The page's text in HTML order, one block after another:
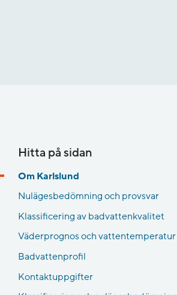
Hitta på sidan
Om Karlslund
Nulägesbedömning och provsvar
Klassificering av badvattenkvalitet
Väderprognos och vattentemperatur
Badvattenprofil
Kontaktuppgifter